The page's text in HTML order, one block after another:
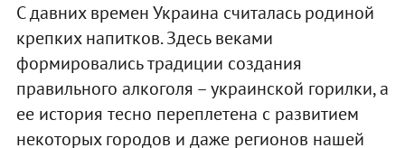
С давних времен Украина считалась родиной
крепких напитков. Здесь веками
формировались традиции создания
правильного алкоголя – украинской горилки, а
ее история тесно переплетена с развитием
некоторых городов и даже регионов нашей